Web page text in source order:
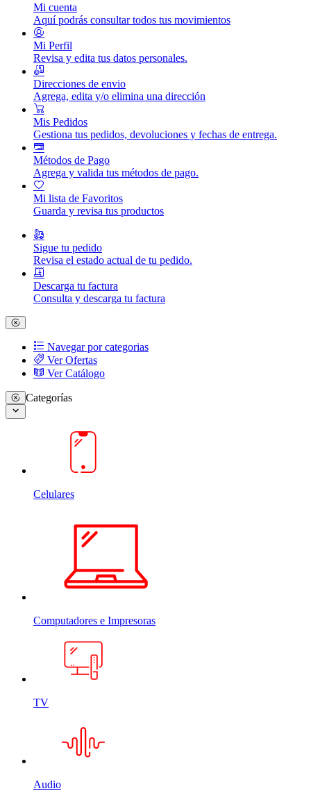
Mi cuenta
Aquí podrás consultar todos tus movimientos
Mi Perfil
Revisa y edita tus datos personales.
Direcciones de envio
Agrega, edita y/o elimina una dirección
Mis Pedidos
Gestiona tus pedidos, devoluciones y fechas de entrega.
Métodos de Pago
Agrega y valida tus métodos de pago.
Mi lista de Favoritos
Guarda y revisa tus productos
Sigue tu pedido
Revisa el estado actual de tu pedido.
Descarga tu factura
Consulta y descarga tu factura
Navegar por categorias
Ver Ofertas
Ver Catálogo
Categorías
Celulares
Computadores e Impresoras
TV
Audio